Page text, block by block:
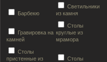
Барбекю
Светильники
из камня
Гравировка на
камней
Столы
круглые из
мрамора
Столы
пристенные из
Столы